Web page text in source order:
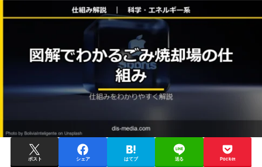
ポスト シェア はてブ 送る Pocket